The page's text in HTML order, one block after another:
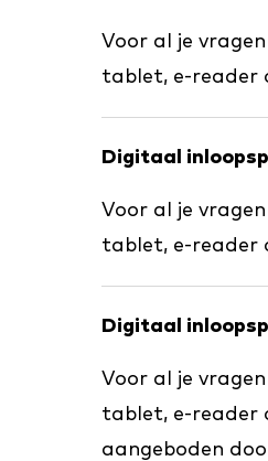
Voor al je
tablet, e-reader
Digitaal
Voor al je
tablet, e-reader
Digitaal
Voor al je
tablet, e-reader
aangeboden